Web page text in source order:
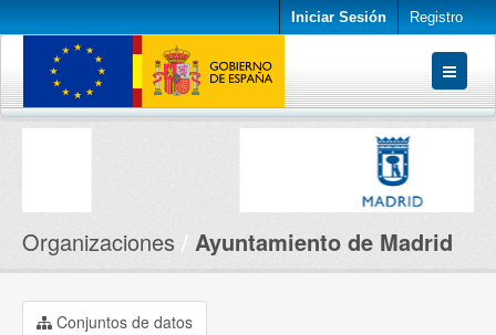
Iniciar Sesión Registro
Conjuntos de datos
Organizaciones Ayuntamiento de Madrid
Conjuntos de datos